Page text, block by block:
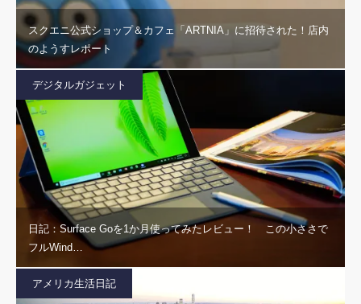
スクエニ公式ショップ＆カフェ「ARTNIA」に招待された！店内
のようすレポート
デジタルガジェット
日記：Surface Goを1か月使ってみたレビュー！ この小ささで
フルWind…
アメリカ生活日記